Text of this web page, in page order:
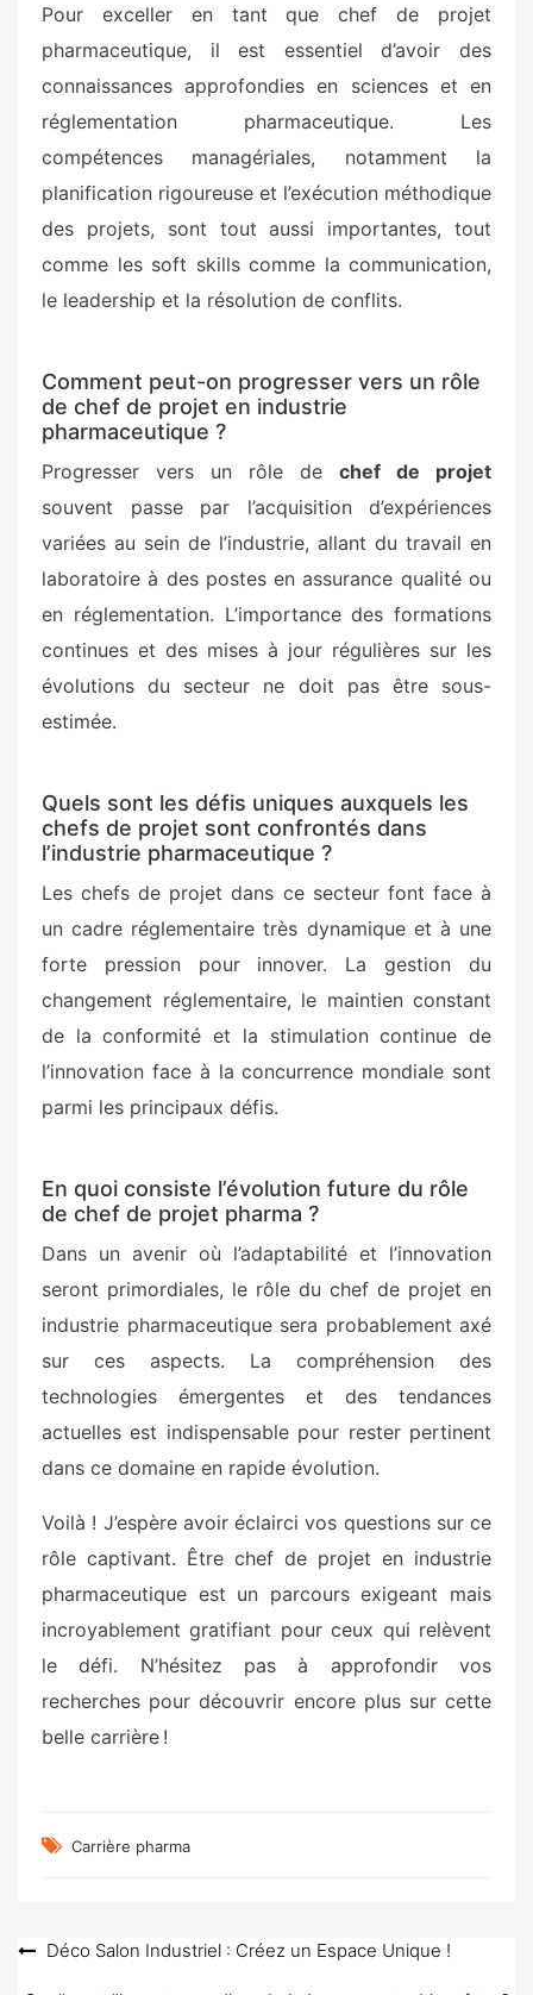
Pour exceller en tant que chef de projet
pharmaceutique, il est essentiel d’avoir des
connaissances approfondies en sciences et en
réglementation pharmaceutique. Les
compétences managériales, notamment la
planification rigoureuse et l’exécution méthodique
des projets, sont tout aussi importantes, tout
comme les soft skills comme la communication,
le leadership et la résolution de conflits.
Comment peut-on progresser vers un rôle
de chef de projet en industrie
pharmaceutique ?
Progresser vers un rôle de chef de projet
souvent passe par l’acquisition d’expériences
variées au sein de l’industrie, allant du travail en
laboratoire à des postes en assurance qualité ou
en réglementation. L’importance des formations
continues et des mises à jour régulières sur les
évolutions du secteur ne doit pas être sous-
estimée.
Quels sont les défis uniques auxquels les
chefs de projet sont confrontés dans
l’industrie pharmaceutique ?
Les chefs de projet dans ce secteur font face à
un cadre réglementaire très dynamique et à une
forte pression pour innover. La gestion du
changement réglementaire, le maintien constant
de la conformité et la stimulation continue de
l’innovation face à la concurrence mondiale sont
parmi les principaux défis.
En quoi consiste l’évolution future du rôle
de chef de projet pharma ?
Dans un avenir où l’adaptabilité et l’innovation
seront primordiales, le rôle du chef de projet en
industrie pharmaceutique sera probablement axé
sur ces aspects. La compréhension des
technologies émergentes et des tendances
actuelles est indispensable pour rester pertinent
dans ce domaine en rapide évolution.
Voilà ! J’espère avoir éclairci vos questions sur ce
rôle captivant. Être chef de projet en industrie
pharmaceutique est un parcours exigeant mais
incroyablement gratifiant pour ceux qui relèvent
le défi. N’hésitez pas à approfondir vos
recherches pour découvrir encore plus sur cette
belle carrière !
Carrière pharma
Navigation
Déco Salon Industriel : Créez un Espace Unique !